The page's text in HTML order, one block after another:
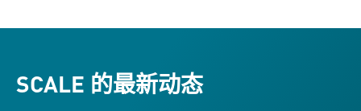
SCALE 的最新动态